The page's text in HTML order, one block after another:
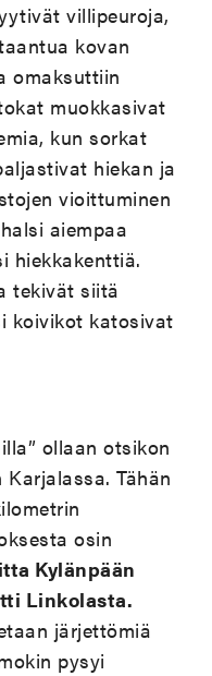
villipeuroja,
kovan
omaksuttiin
muokkasivat
kun sorkat
hiekan ja
vioittuminen
aiempaa
hiekkakenttiä.
tekivät siitä
koivikot katosivat
ollaan otsikon
Tähän
osin
Kylänpään
Linkolasta.
järjettömiä
pysyi